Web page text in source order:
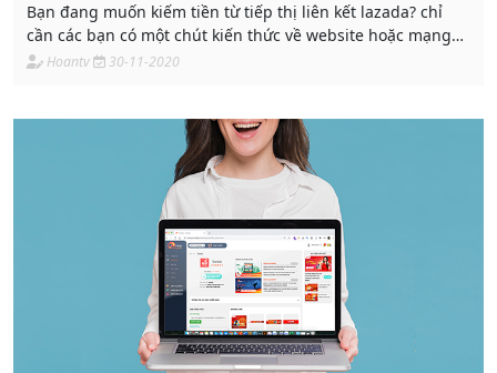
Bạn đang muốn kiếm tiền từ tiếp thị liên kết lazada? chỉ
cần các bạn có một chút kiến thức về website hoặc mạng
xã hội thì kiếm tiền trên lazada sẽ là sự lựa chọn vô cùng
trên lazada cực kỳ hiệu quả.
Hoantv 30-11-2020